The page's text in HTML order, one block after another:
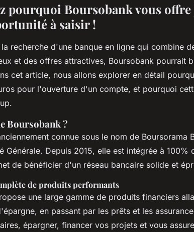
boursobank vous
opportunité à
pourquoi Boursobank vous
à saisir !
recherche d'une banque en ligne qui combine
et des offres attractives, Boursobank pourrait
cet article, nous allons explorer en détail
pour l'ouverture d'un compte, et pourquoi
Boursobank ?
connue sous le nom de Boursorama
Générale. Depuis 2015, elle est intégrée à 100%
de bénéficier d'un réseau bancaire solide et
de produits performants
une large gamme de produits financiers
en passant par les prêts et les
épargner, financer vos projets et vous